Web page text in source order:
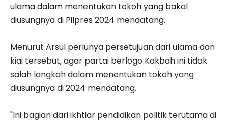
ulama dalam menentukan tokoh yang bakal
diusungnya di Pilpres 2024 mendatang.
Menurut Arsul perlunya persetujuan dari ulama dan
kiai tersebut, agar partai berlogo Kakbah ini tidak
salah langkah dalam menentukan tokoh yang
diusungnya di 2024 mendatang.
"Ini bagian dari ikhtiar pendidikan politik terutama di